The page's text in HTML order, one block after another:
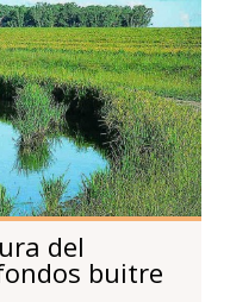
del
buitre